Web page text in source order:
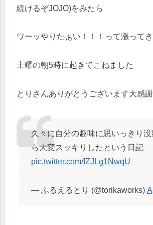
続けるぞJOJO)をみたら
ワーッやりたぁい！！！って漲って
土曜の朝5時に起きてこねました
とりさんありがとうございます大感謝
久々に自分の趣味に思いっきり
ら大変スッキリしたという日記
pic.twitter.com/IZJLg1NwqU
— ふるえるとり (@torikaworks)